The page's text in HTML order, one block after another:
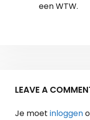
een WTW.
LEAVE A
Je moet inloggen